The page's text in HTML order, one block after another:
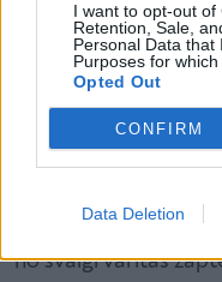
I want to opt-out of
Retention, Sale,
Personal Data that
Purposes for which
Opted Out
CONFIRM
Data Deletion
“Vispār jau droši
zemenes pagatavot,
receptes. Piemēram,
cepumus kārto ar
un piparmētru.
un biezeņiem, gan
no svaigi vārītas